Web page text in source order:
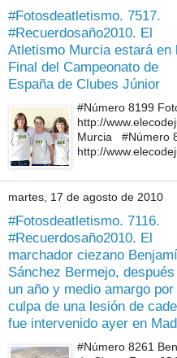
#Fotosdeatletismo. 7517.
#Recuerdosaño2010. El
Atletismo Murcia estará en
Final del Campeonato de
España de Clubes Júnior
#Número 8199
http://
Murcia #Número
http://
martes, 17 de agosto de 2010
#Fotosdeatletismo. 7116.
#Recuerdosaño2010. El
marchador ciezano
Sánchez Bermejo,
un año y medio amargo por
culpa de una lesión de
fue intervenido ayer en
#Número 8261